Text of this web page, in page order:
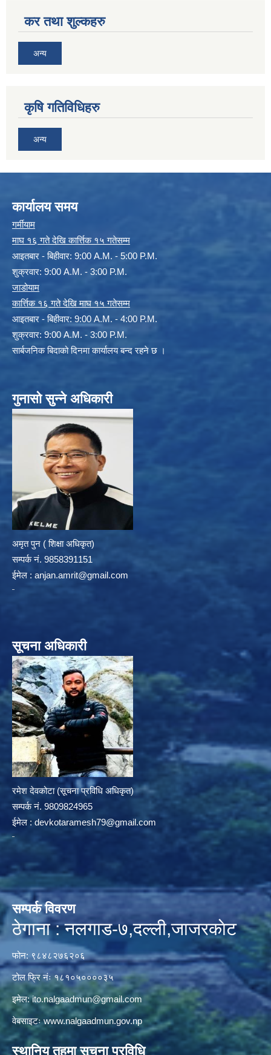
कर तथा शुल्कहरु
अन्य
कृषि गतिविधिहरु
अन्य
कार्यालय समय
गर्मीयाम
माघ १६ गते देखि कार्त्तिक १५ गतेसम्म
आइतबार - बिहीवार: 9:00 A.M. - 5:00 P.M.
शुक्रवार: 9:00 A.M. - 3:00 P.M.
जाडोयाम
कार्त्तिक १६ गते देखि माघ १५ गतेसम्म
आइतबार - बिहीवार: 9:00 A.M. - 4:00 P.M.
शुक्रवार: 9:00 A.M. - 3:00 P.M.
सार्बजनिक बिदाको दिनमा कार्यालय बन्द रहने छ ।
गुनासो सुन्ने अधिकारी
अमृत पुन ( शिक्षा अधिकृत)
सम्पर्क न‌ं. 9858391151
ईमेल : anjan.amrit@gmail.com
सूचना अधिकारी
रमेश देवकोटा (सूचना प्रविधि अधिकृत)
सम्पर्क न‌ं. 9809824965
ईमेल : devkotaramesh79@gmail.com
सम्पर्क विवरण
ठेगाना : नलगाड-७,दल्ली,जाजरकाेट
फोन: ९८४८२७६२०६
टोल फ्रि नंः १८१०५००००३५
इमेल:ito.nalgaadmun@gmail.com
वेबसाइटःwww.nalgaadmun.gov.np
स्थानिय तहमा सूचना प्रविधि